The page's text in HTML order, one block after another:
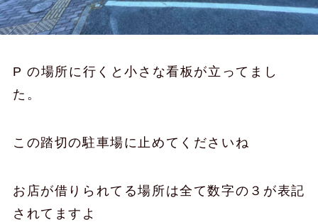
P の場所に行くと小さな看板が立ってまし
た。
この踏切の駐車場に止めてくださいね
お店が借りられてる場所は全て数字の３が表記
されてますよ